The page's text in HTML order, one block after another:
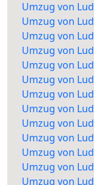
Umzug von
Umzug von
Umzug von
Umzug von
Umzug von
Umzug von
Umzug von
Umzug von
Umzug von
Umzug von
Umzug von
Umzug von
Umzug von